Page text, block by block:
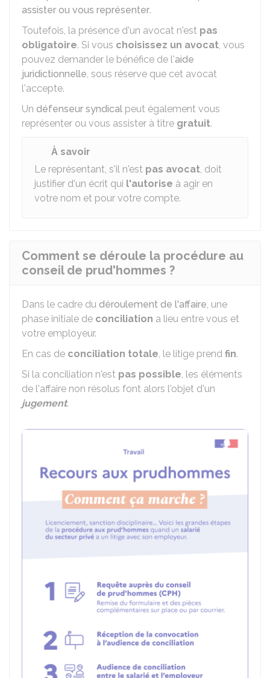
assister ou vous représenter.
Toutefois, la présence d'un avocat n'est pas
obligatoire. Si vous choisissez un avocat, vous
pouvez demander le bénéfice de l'aide
juridictionnelle, sous réserve que cet avocat
l'accepte.
Un défenseur syndical peut également vous
représenter ou vous assister à titre gratuit.
À savoir
Le représentant, s'il n'est pas avocat, doit
justifier d'un écrit qui l'autorise à agir en
votre nom et pour votre compte.
Comment se déroule la procédure au
conseil de prud'hommes ?
Dans le cadre du déroulement de l'affaire, une
phase initiale de conciliation a lieu entre vous et
votre employeur.
En cas de conciliation totale, le litige prend fin.
Si la conciliation n'est pas possible, les éléments
de l'affaire non résolus font alors l'objet d'un
jugement.